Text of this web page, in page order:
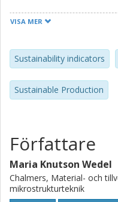
defined as a starting set
VISA MER
Sustainability indicators
Sustainable Production
Författare
Maria Knutson Wedel
Chalmers, Material- och
mikrostrukturteknik